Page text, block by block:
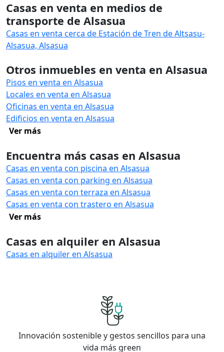
Casas en venta en medios de
transporte de Alsasua
Casas en venta cerca de Estación de Tren de Altsasu-
Alsasua, Alsasua
Otros inmuebles en venta en Alsasua
Pisos en venta en Alsasua
Locales en venta en Alsasua
Oficinas en venta en Alsasua
Edificios en venta en Alsasua
Ver más
Encuentra más casas en Alsasua
Casas en venta con piscina en Alsasua
Casas en venta con parking en Alsasua
Casas en venta con terraza en Alsasua
Casas en venta con trastero en Alsasua
Ver más
Casas en alquiler en Alsasua
Casas en alquiler en Alsasua
Innovación sostenible y gestos sencillos para una
vida más green